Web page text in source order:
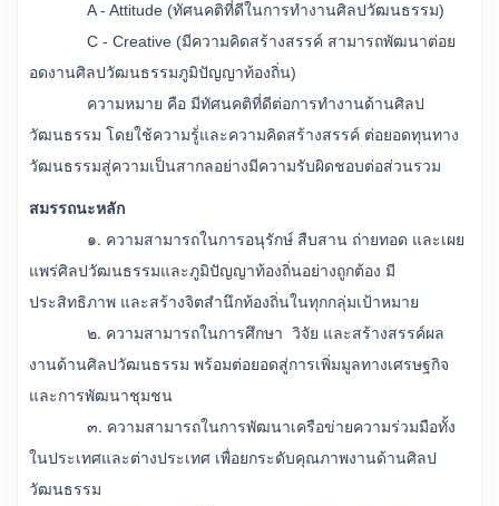
A - Attitude (ทัศนคติที่ดีในการทำงานศิลปวัฒนธรรม)
C - Creative (มีความคิดสร้างสรรค์ สามารถพัฒนาต่อย
อดงานศิลปวัฒนธรรมภูมิปัญญาท้องถิ่น)
ความหมาย คือ มีทัศนคติที่ดีต่อการทำงานด้านศิลป
วัฒนธรรม โดยใช้ความรู้่และความคิดสร้างสรรค์ ต่อยอดทุนทาง
วัฒนธรรมสู่ความเป็นสากลอย่างมีความรับผิดชอบต่อส่วนรวม
สมรรถนะหลัก
๑. ความสามารถในการอนุรักษ์ สืบสาน ถ่ายทอด และเผย
แพร่ศิลปวัฒนธรรมและภูมิปัญญาท้องถิ่นอย่างถูกต้อง มี
ประสิทธิภาพ และสร้างจิตสำนึกท้องถิ่นในทุกกลุ่มเป้าหมาย
๒. ความสามารถในการศึกษา วิจัย และสร้างสรรค์ผล
งานด้านศิลปวัฒนธรรม พร้อมต่อยอดสู่การเพิ่มมูลทางเศรษฐกิจ
และการพัฒนาชุมชน
๓. ความสามารถในการพัฒนาเครือข่ายความร่วมมือทั้ง
ในประเทศและต่างประเทศ เพื่อยกระดับคุณภาพงานด้านศิลป
วัฒนธรรม